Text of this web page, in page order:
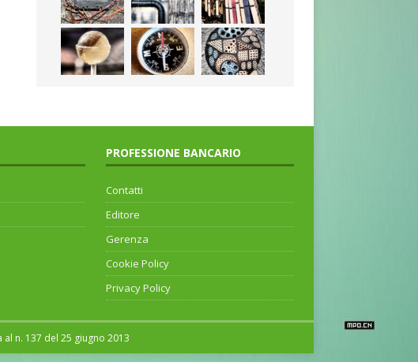
PROFESSIONE BANCARIO
Contatti
Editore
Gerenza
Cookie Policy
Privacy Policy
n. 137 del 25 giugno 2013